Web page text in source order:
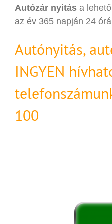
Autózár nyitás a
az év 365 napján 24
Autónyitás,
INGYEN
100